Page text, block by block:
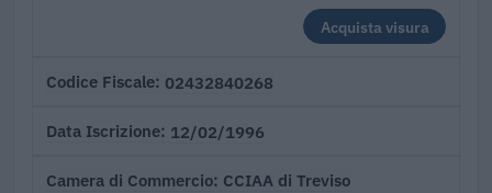
Acquista visura
Codice Fiscale 02432840268
Data Iscrizione 12/02/1996
Camera di Commercio CCIAA di Treviso